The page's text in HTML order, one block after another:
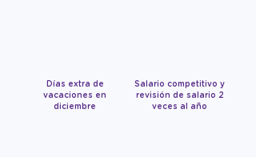
Días extra de
vacaciones en
diciembre
Salario competitivo y
revisión de salario 2
veces al año